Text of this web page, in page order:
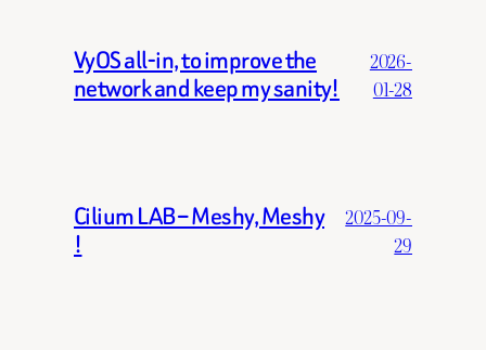
VyOS all-in, to improve the
network and keep my sanity!
2026-
01-28
Cilium LAB – Meshy, Meshy
!
2025-09-
29